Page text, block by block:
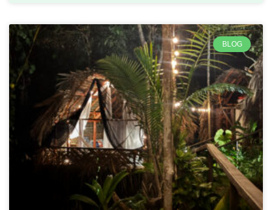
BLOG